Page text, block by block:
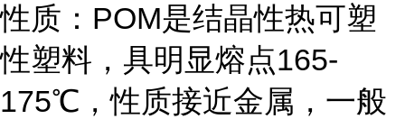
性质：POM是结晶性热可塑
性塑料，具明显熔点165-
175℃，性质接近金属，一般